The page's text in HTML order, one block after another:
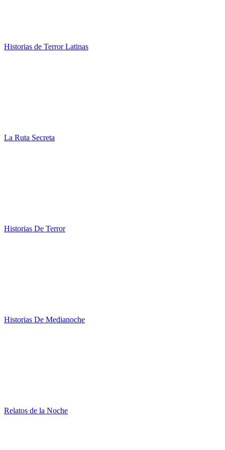
Historias de Terror Latinas
La Ruta Secreta
Historias De Terror
Historias De Medianoche
Relatos de la Noche